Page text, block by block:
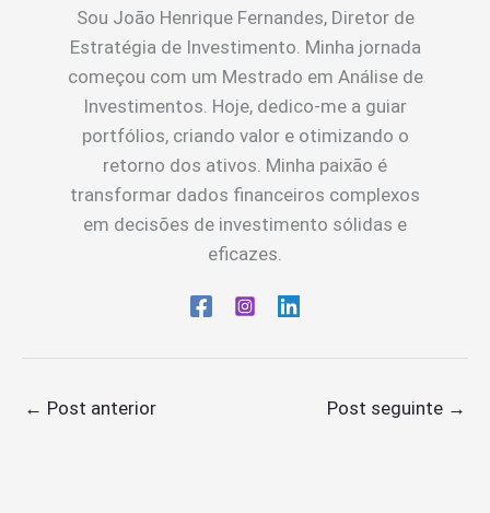
Sou João Henrique Fernandes, Diretor de
Estratégia de Investimento. Minha jornada
começou com um Mestrado em Análise de
Investimentos. Hoje, dedico-me a guiar
portfólios, criando valor e otimizando o
retorno dos ativos. Minha paixão é
transformar dados financeiros complexos
em decisões de investimento sólidas e
eficazes.
← Post anterior Post seguinte →